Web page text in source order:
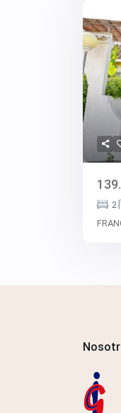
2